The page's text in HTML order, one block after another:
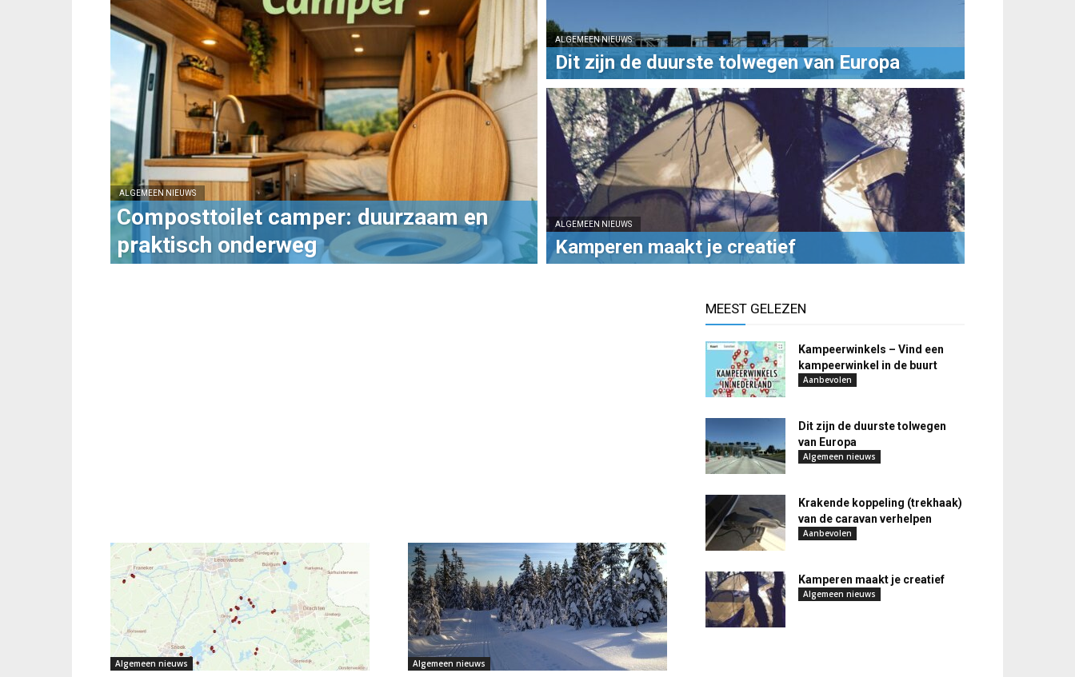
ALGEMEEN NIEUWS
Composttoilet camper: duurzaam en
praktisch onderweg
ALGEMEEN NIEUWS
Dit zijn de duurste tolwegen van Europa
ALGEMEEN NIEUWS
Kamperen maakt je creatief
Algemeen nieuws Algemeen nieuws
MEEST GELEZEN
Kampeerwinkels – Vind een
kampeerwinkel in de buurt
Aanbevolen
Dit zijn de duurste tolwegen
van Europa
Algemeen nieuws
Krakende koppeling (trekhaak)
van de caravan verhelpen
Aanbevolen
Kamperen maakt je creatief
Algemeen nieuws